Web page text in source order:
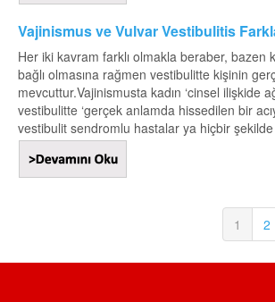
Vajinismus ve Vulvar Vestibulitis
Her iki kavram farklı olmakla beraber, bazen
bağlı olmasına rağmen vestibulitte kişinin
mevcuttur.Vajinismusta kadın ‘cinsel ilişkide
vestibulitte ‘gerçek anlamda hissedilen bir
vestibulit sendromlu hastalar ya hiçbir şekilde
1 2